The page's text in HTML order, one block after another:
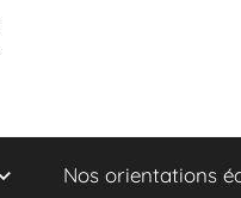
Nos orientations